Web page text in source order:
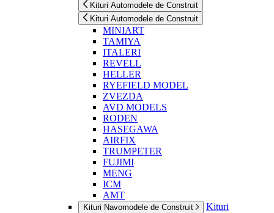
Kituri Automodele de Construit
Kituri Automodele de Construit
MINIART
TAMIYA
ITALERI
REVELL
HELLER
RYEFIELD MODEL
ZVEZDA
AVD MODELS
RODEN
HASEGAWA
AIRFIX
TRUMPETER
FUJIMI
MENG
ICM
AMT
Kituri Navomodele de Construit
Kituri